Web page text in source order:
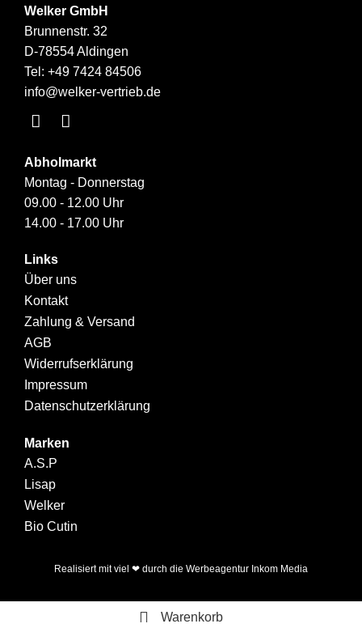
Welker GmbH
Brunnenstr. 32
D-78554 Aldingen
Tel: +49 7424 84506
info@welker-vertrieb.de
Abholmarkt
Montag - Donnerstag
09.00 - 12.00 Uhr
14.00 - 17.00 Uhr
Links
Über uns
Kontakt
Zahlung & Versand
AGB
Widerrufserklärung
Impressum
Datenschutzerklärung
Marken
A.S.P
Lisap
Welker
Bio Cutin
Realisiert mit viel ❤ durch die Werbeagentur Inkom Media
Warenkorb